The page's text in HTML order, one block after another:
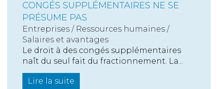
CONGÉS SUPPLÉMENTAIRES NE SE
PRÉSUME PAS
Entreprises / Ressources humaines /
Salaires et avantages
Le droit à des congés supplémentaires
naît du seul fait du fractionnement. La...
Lire la suite